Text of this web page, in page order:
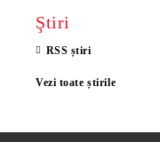
Ştiri
RSS știri
Vezi toate știrile